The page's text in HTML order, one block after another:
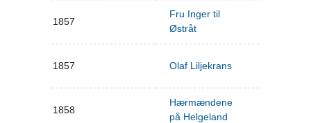
1857
Fru Inger til
Østråt
1857 Olaf Liljekrans
1858
Hærmændene
på Helgeland